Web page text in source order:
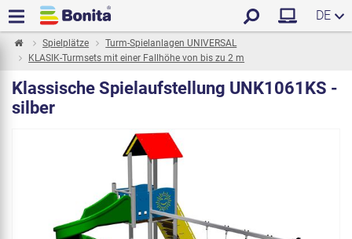
DE
Spielplätze
Turm-Spielanlagen UNIVERSAL
KLASIK-Turmsets mit einer Fallhöhe von bis zu 2 m
Klassische Spielaufstellung UNK1061KS -
silber